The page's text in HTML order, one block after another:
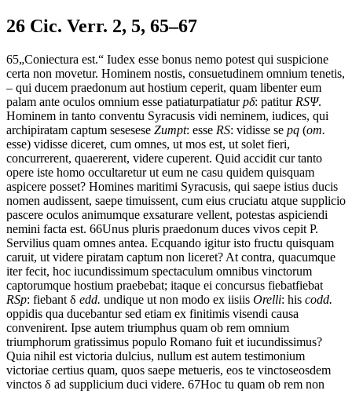
26 Cic. Verr. 2, 5, 65–67
65„Coniectura est.“ Iudex esse bonus nemo potest qui suspicione
certa non movetur. Hominem nostis, consuetudinem omnium tenetis,
– qui ducem praedonum aut hostium ceperit, quam libenter eum
palam ante oculos omnium esse patiaturpatiaturpδ: patitur RSΨ.
Hominem in tanto conventu Syracusis vidi neminem, iudices, qui
archipiratam captum sesesese Zumpt: esse RS: vidisse se pq (om.
esse) vidisse diceret, cum omnes, ut mos est, ut solet fieri,
concurrerent, quaererent, videre cuperent. Quid accidit cur tanto
opere iste homo occultaretur ut eum ne casu quidem quisquam
aspicere posset? Homines maritimi Syracusis, qui saepe istius ducis
nomen audissent, saepe timuissent, cum eius cruciatu atque supplicio
pascere oculos animumque exsaturare vellent, potestas aspiciendi
nemini facta est. 66Unus pluris praedonum duces vivos cepit P.
Servilius quam omnes antea. Ecquando igitur isto fructu quisquam
caruit, ut videre piratam captum non liceret? At contra, quacumque
iter fecit, hoc iucundissimum spectaculum omnibus vinctorum
captorumque hostium praebebat; itaque ei concursus fiebatfiebat
RSp: fiebant δ edd. undique ut non modo ex iisiis Orelli: his codd.
oppidis qua ducebantur sed etiam ex finitimis visendi causa
convenirent. Ipse autem triumphus quam ob rem omnium
triumphorum gratissimus populo Romano fuit et iucundissimus?
Quia nihil est victoria dulcius, nullum est autem testimonium
victoriae certius quam, quos saepe metueris, eos te vinctoseosdem
vinctos δ ad supplicium duci videre. 67Hoc tu quam ob rem non